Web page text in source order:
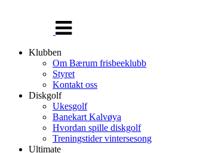
navigasjon
Klubben
Om Bærum frisbeeklubb
Styret
Kontakt oss
Diskgolf
Ukesgolf
Banekart Kalvøya
Hvordan spille diskgolf
Treningstider vintersesong
Ultimate